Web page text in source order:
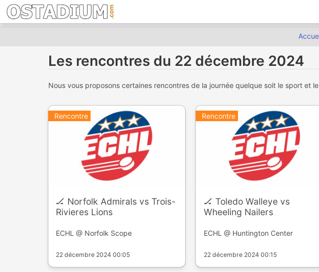
Les rencontres du 22 décembre 2024
Nous vous proposons certaines rencontres de la journée quelque soit le sport et
Rencontre
🏒 Norfolk Admirals vs Trois-
Rivieres Lions
ECHL @ Norfolk Scope
22 décembre 2024 00:05
Rencontre
🏒 Toledo Walleye vs
Wheeling Nailers
ECHL @ Huntington Center
22 décembre 2024 00:15